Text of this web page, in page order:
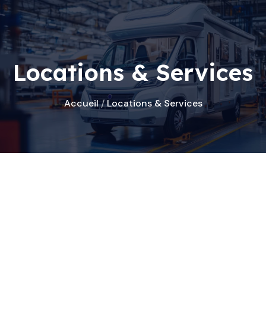
Locations & Services
Accueil/Locations & Services